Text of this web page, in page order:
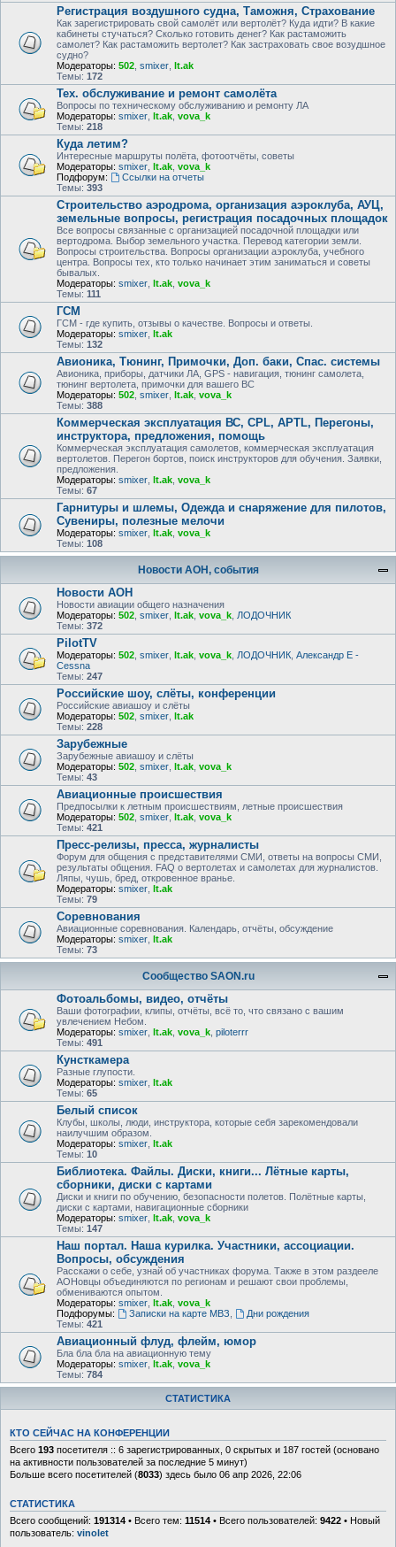
Регистрация воздушного судна, Таможня, Страхование
Как зарегистрировать свой самолёт или вертолёт? Куда идти? В какие
кабинеты стучаться? Сколько готовить денег? Как растаможить
самолет? Как растаможить вертолет? Как застраховать свое возудшное
судно?
Модераторы: 502 smixer lt.ak
Темы: 172
Тех. обслуживание и ремонт самолёта
Вопросы по техническому обслуживанию и ремонту ЛА
Модераторы: smixer lt.ak vova_k
Темы: 218
Куда летим?
Интересные маршруты полёта, фотоотчёты, советы
Модераторы: smixer lt.ak vova_k
Подфорум:
Ссылки на отчеты
Темы: 393
Строительство аэродрома, организация аэроклуба, АУЦ,
земельные вопросы, регистрация посадочных площадок
Все вопросы связанные с организацией посадочной площадки или
вертодрома. Выбор земельного участка. Перевод категории земли.
Вопросы строительства. Вопросы организации аэроклуба, учебного
центра. Вопросы тех, кто только начинает этим заниматься и советы
бывалых.
Модераторы: smixer lt.ak vova_k
Темы: 111
ГСМ
ГСМ - где купить, отзывы о качестве. Вопросы и ответы.
Модераторы: smixer lt.ak
Темы: 132
Авионика, Тюнинг, Примочки, Доп. баки, Спас. системы
Авионика, приборы, датчики ЛА, GPS - навигация, тюнинг самолета,
тюнинг вертолета, примочки для вашего ВС
Модераторы: 502 smixer lt.ak vova_k
Темы: 388
Коммерческая эксплуатация ВС, CPL, APTL, Перегоны,
инструктора, предложения, помощь
Коммерческая эксплуатация самолетов, коммерческая эксплуатация
вертолетов. Перегон бортов, поиск инструкторов для обучения. Заявки,
предложения.
Модераторы: smixer lt.ak vova_k
Темы: 67
Гарнитуры и шлемы, Одежда и снаряжение для пилотов,
Сувениры, полезные мелочи
Модераторы: smixer lt.ak vova_k
Темы: 108
Новости АОН, события
Новости АОН
Новости авиации общего назначения
Модераторы: 502 smixer lt.ak vova_k ЛОДОЧНИК
Темы: 372
PilotTV
Модераторы: 502 smixer lt.ak vova_k ЛОДОЧНИК Александр E -
Cessna
Темы: 247
Российские шоу, слёты, конференции
Российские авиашоу и слёты
Модераторы: 502 smixer lt.ak
Темы: 228
Зарубежные
Зарубежные авиашоу и слёты
Модераторы: 502 smixer lt.ak vova_k
Темы: 43
Авиационные происшествия
Предпосылки к летным происшествиям, летные происшествия
Модераторы: 502 smixer lt.ak vova_k
Темы: 421
Пресс-релизы, пресса, журналисты
Форум для общения с представителями СМИ, ответы на вопросы СМИ,
результаты общения. FAQ о вертолетах и самолетах для журналистов.
Ляпы, чушь, бред, откровенное вранье.
Модераторы: smixer lt.ak
Темы: 79
Соревнования
Авиационные соревнования. Календарь, отчёты, обсуждение
Модераторы: smixer lt.ak
Темы: 73
Сообщество SAON.ru
Фотоальбомы, видео, отчёты
Ваши фотографии, клипы, отчёты, всё то, что связано с вашим
увлечением Небом.
Модераторы: smixer lt.ak vova_k piloterrr
Темы: 491
Кунсткамера
Разные глупости.
Модераторы: smixer lt.ak
Темы: 65
Белый список
Клубы, школы, люди, инструктора, которые себя зарекомендовали
наилучшим образом.
Модераторы: smixer lt.ak
Темы: 10
Библиотека. Файлы. Диски, книги... Лётные карты,
сборники, диски с картами
Диски и книги по обучению, безопасности полетов. Полётные карты,
диски с картами, навигационные сборники
Модераторы: smixer lt.ak vova_k
Темы: 147
Наш портал. Наша курилка. Участники, ассоциации.
Вопросы, обсуждения
Расскажи о себе, узнай об участниках форума. Также в этом раздееле
АОНовцы объединяются по регионам и решают свои проблемы,
обмениваются опытом.
Модераторы: smixer lt.ak vova_k
Подфорумы:
Записки на карте МВЗ
Дни рождения
Темы: 421
Авиационный флуд, флейм, юмор
Бла бла бла на авиационную тему
Модераторы: smixer lt.ak vova_k
Темы: 784
СТАТИСТИКА
КТО СЕЙЧАС НА КОНФЕРЕНЦИИ
Всего 193 посетителя :: 6 зарегистрированных, 0 скрытых и 187 гостей (основано
на активности пользователей за последние 5 минут)
Больше всего посетителей (8033) здесь было 06 апр 2026, 22:06
СТАТИСТИКА
Всего сообщений: 191314 • Всего тем: 11514 • Всего пользователей: 9422 • Новый
пользователь: vinolet